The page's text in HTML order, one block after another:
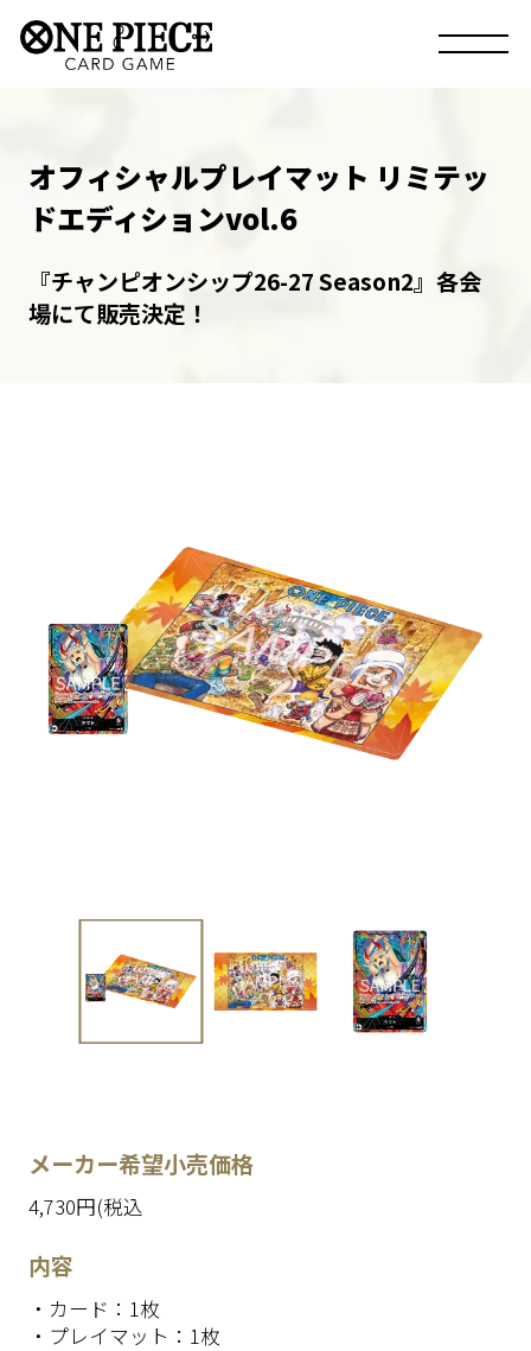
オフィシャルプレイマット リミテッ
ドエディションvol.6
『チャンピオンシップ26-27 Season2』各会
場にて販売決定！
メーカー希望小売価格
4,730円(税込
内容
・カード：1枚
・プレイマット：1枚